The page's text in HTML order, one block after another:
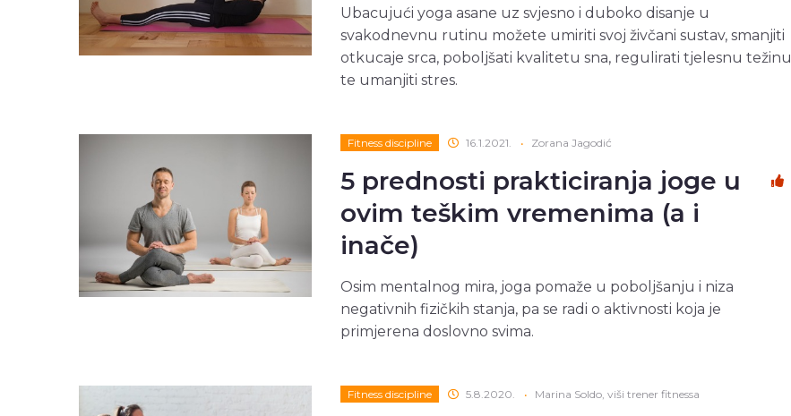
Ubacujući yoga asane uz svjesno i duboko disanje u
svakodnevnu rutinu možete umiriti svoj živčani sustav, smanjiti
otkucaje srca, poboljšati kvalitetu sna, regulirati tjelesnu težinu
te umanjiti stres.
Fitness discipline 16.1.2021. • Zorana Jagodić
5 prednosti prakticiranja joge u
ovim teškim vremenima (a i
inače)
Osim mentalnog mira, joga pomaže u poboljšanju i niza
negativnih fizičkih stanja, pa se radi o aktivnosti koja je
primjerena doslovno svima.
Fitness discipline 5.8.2020. • Marina Soldo, viši trener fitnessa